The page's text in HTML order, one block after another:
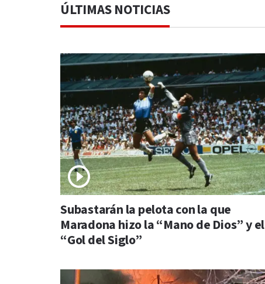
ÚLTIMAS NOTICIAS
Subastarán la pelota con la que
Maradona hizo la “Mano de Dios” y el
“Gol del Siglo”